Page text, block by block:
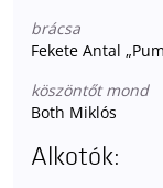
brácsa
Fekete Antal
köszöntőt mond
Both Miklós
Alkotók: